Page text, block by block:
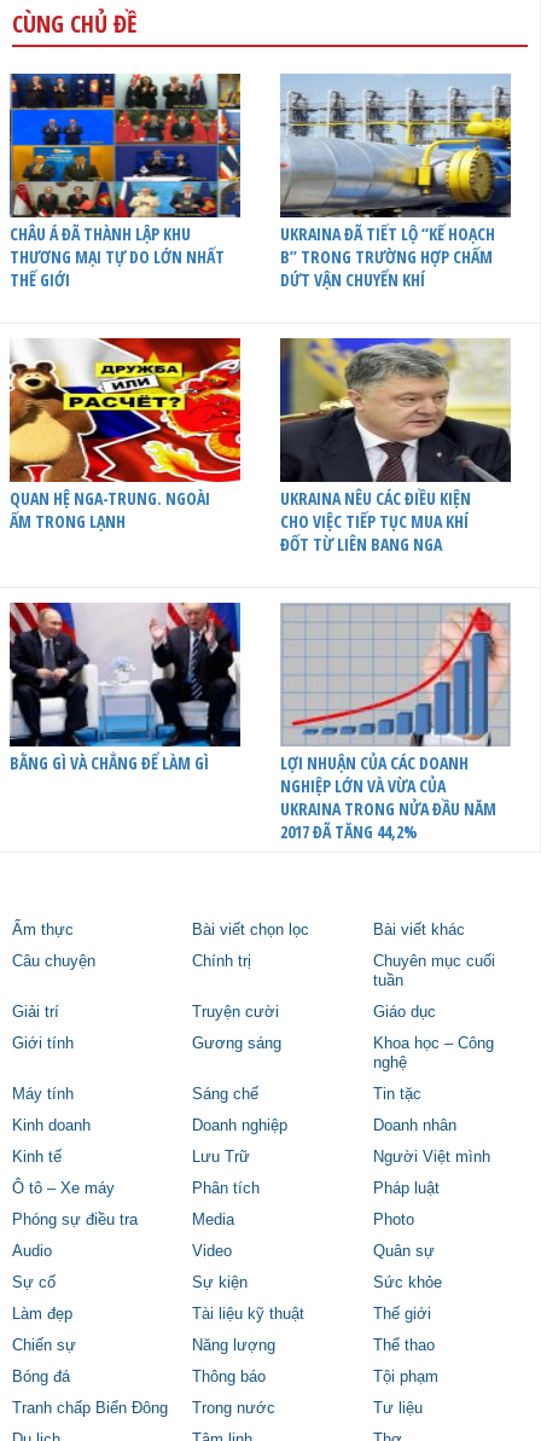
CÙNG CHỦ ĐỀ
CHÂU Á ĐÃ THÀNH LẬP KHU
THƯƠNG MẠI TỰ DO LỚN NHẤT
THẾ GIỚI
UKRAINA ĐÃ TIẾT LỘ “KẾ HOẠCH
B” TRONG TRƯỜNG HỢP CHẤM
DỨT VẬN CHUYỂN KHÍ
QUAN HỆ NGA-TRUNG. NGOÀI
ẤM TRONG LẠNH
UKRAINA NÊU CÁC ĐIỀU KIỆN
CHO VIỆC TIẾP TỤC MUA KHÍ
ĐỐT TỪ LIÊN BANG NGA
BẰNG GÌ VÀ CHẲNG ĐỂ LÀM GÌ
LỢI NHUẬN CỦA CÁC DOANH
NGHIỆP LỚN VÀ VỪA CỦA
UKRAINA TRONG NỬA ĐẦU NĂM
2017 ĐÃ TĂNG 44,2%
Ẩm thực Bài viết chọn lọc
Bài viết khác
Câu chuyện
Chính trị
Chuyên mục cuối
tuần
Giải trí
Truyện cười
Giáo dục
Giới tính
Gương sáng
Khoa học – Công
nghệ
Máy tính
Sáng chế
Tin tặc
Kinh doanh
Doanh nghiệp
Doanh nhân
Kinh tế
Lưu Trữ
Người Việt mình
Ô tô – Xe máy
Phân tích
Pháp luật
Phóng sự điều tra
Media
Photo
Audio
Video
Quân sự
Sự cố
Sự kiện
Sức khỏe
Làm đẹp
Tài liệu kỹ thuật
Thế giới
Chiến sự
Năng lượng
Thể thao
Bóng đá
Thông báo
Tội phạm
Tranh chấp Biển Đông
Trong nước
Tư liệu